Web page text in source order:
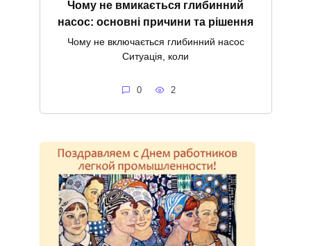
Чому не вмикається глибинний
насос: основні причини та рішення
Чому не включається глибинний насос
Ситуація, коли
0 2